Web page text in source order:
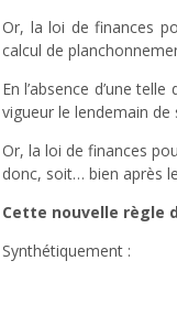
Or, la loi de finances
calcul de
En l’absence d’une
vigueur le lendemain de
Or, la loi de finances
donc, soit… bien après
Cette nouvelle règle
Synthétiquement :